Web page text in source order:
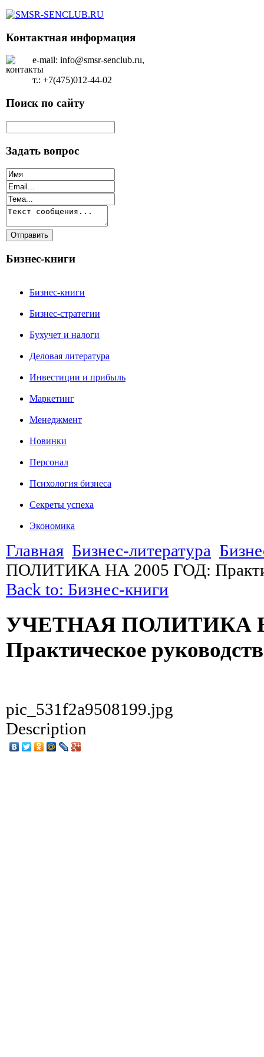
Контактная информация
e-mail: info@smsr-senclub.ru,
т.: +7(475)012-44-02
Поиск по сайту
Задать вопрос
Бизнес-книги
Бизнес-книги
Бизнес-стратегии
Бухучет и налоги
Деловая литература
Инвестиции и прибыль
Маркетинг
Менеджмент
Новинки
Персонал
Психология бизнеса
Секреты успеха
Экономика
Главная Бизнес-литература
ПОЛИТИКА НА 2005 ГОД:
Back to: Бизнес-книги
УЧЕТНАЯ ПОЛИТИКА
Практическое
pic_531f2a9508199.jpg
Description